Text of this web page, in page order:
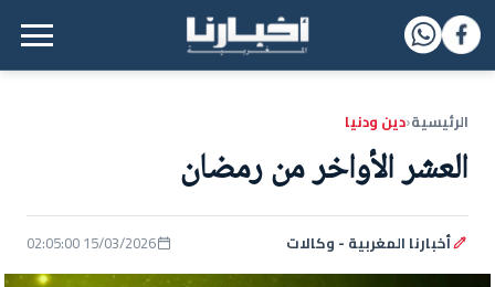
القائمة الرئيسية
الرئيسية‹دين ودنيا
العشر الأواخر من رمضان
أخبارنا المغربية - وكالات 15/03/2026 02:05:00